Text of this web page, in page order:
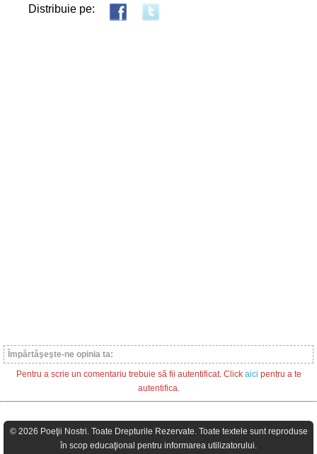
Distribuie pe:
Împărtăşeşte-ne opinia ta:
Pentru a scrie un comentariu trebuie să fii autentificat. Click aici pentru a te
autentifica.
© 2026 Poeţii Nostri. Toate Drepturile Rezervate. Toate textele sunt reproduse
în scop educaţional pentru informarea utilizatorului.